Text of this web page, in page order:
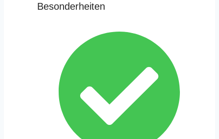
Besonderheiten